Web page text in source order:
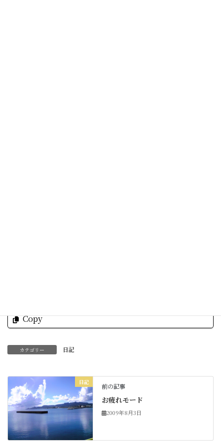
Copy
カテゴリー 日記
日記
前の記事
お疲れモード
2009年8月3日